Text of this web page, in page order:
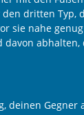
dritten Typ,
sie nahe
deinen